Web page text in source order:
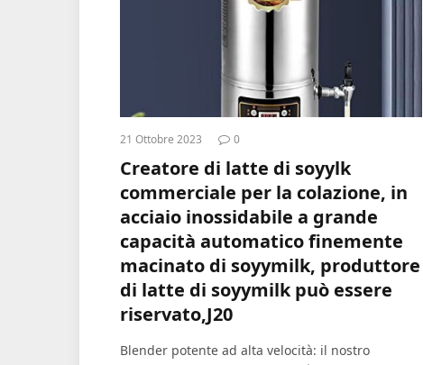
21 Ottobre 2023 0
Creatore di latte di soyylk
commerciale per la colazione, in
acciaio inossidabile a grande
capacità automatico finemente
macinato di soyymilk, produttore
di latte di soyymilk può essere
riservato,J20
Blender potente ad alta velocità: il nostro